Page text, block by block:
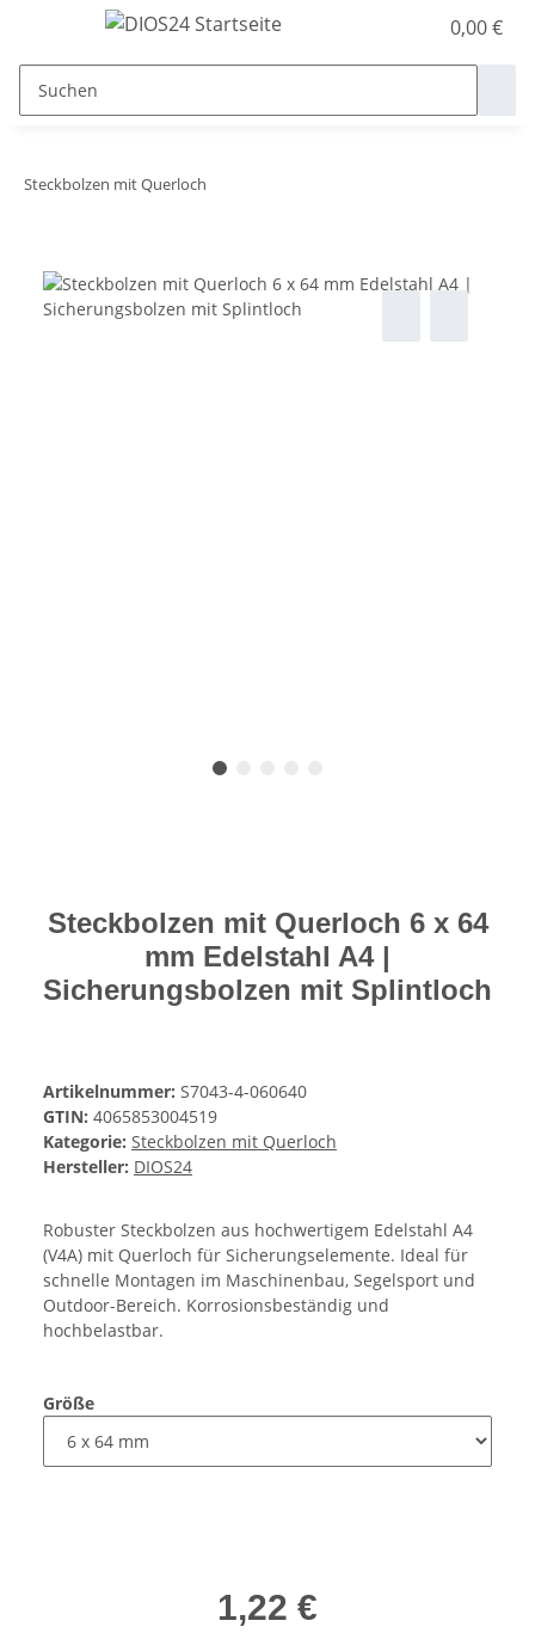
0,00 €
Steckbolzen mit Querloch
Steckbolzen mit Querloch 6 x 64
mm Edelstahl A4 |
Sicherungsbolzen mit Splintloch
Artikelnummer: S7043-4-060640
GTIN: 4065853004519
Kategorie: Steckbolzen mit Querloch
Hersteller: DIOS24
Robuster Steckbolzen aus hochwertigem Edelstahl A4
(V4A) mit Querloch für Sicherungselemente. Ideal für
schnelle Montagen im Maschinenbau, Segelsport und
Outdoor-Bereich. Korrosionsbeständig und
hochbelastbar.
Größe
1,22 €